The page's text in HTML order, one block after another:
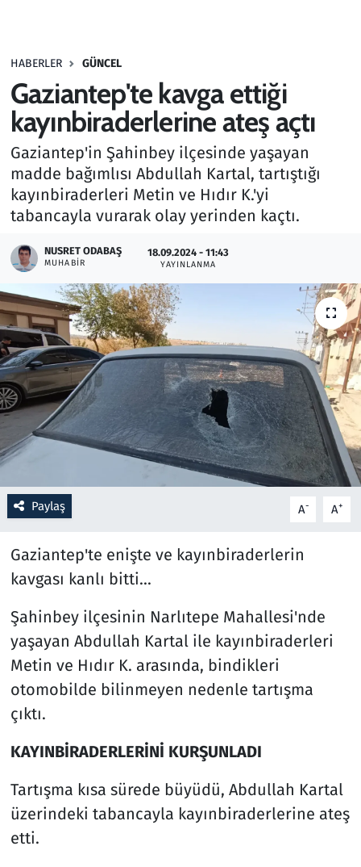
HABERLER GÜNCEL
Gaziantep'te kavga ettiği
kayınbiraderlerine ateş açtı
Gaziantep'in Şahinbey ilçesinde yaşayan
madde bağımlısı Abdullah Kartal, tartıştığı
kayınbiraderleri Metin ve Hıdır K.'yi
tabancayla vurarak olay yerinden kaçtı.
NUSRET ODABAŞ
MUHABIR
18.09.2024 - 11:43
YAYINLANMA
Paylaş A- A+
Gaziantep'te enişte ve kayınbiraderlerin
kavgası kanlı bitti...
Şahinbey ilçesinin Narlıtepe Mahallesi'nde
yaşayan Abdullah Kartal ile kayınbiraderleri
Metin ve Hıdır K. arasında, bindikleri
otomobilde bilinmeyen nedenle tartışma
çıktı.
KAYINBİRADERLERİNİ KURŞUNLADI
Tartışma kısa sürede büyüdü, Abdullah Kartal
üzerindeki tabancayla kayınbiraderlerine ateş
etti.
Haber
Kültür Sanat
Kurumsal Haberler
Lezzet Durağı
Oyun
Ramazan
Resmi İlanlar
Rüya Tabirleri
Savunma Sanayi
Seçim 2023
Teknoloji ve Bilim
Televizyon